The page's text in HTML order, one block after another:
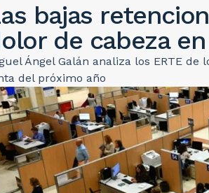
bajas
de cabeza
Ángel Galán analiza los ERTE
del próximo año